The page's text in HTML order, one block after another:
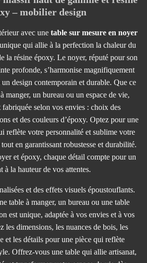
– mobilier design
avec une table sur mesure en noyer
qui allie à la perfection la chaleur du
la résine époxy. Le noyer, réputé pour son
profonde, s’harmonise magnifiquement
design contemporain et durable. Que ce
manger, un bureau ou un espace de vie,
fabriquée selon vos envies : choix des
et des couleurs d’époxy. Optez pour une
reflète votre personnalité et sublime votre
en garantissant robustesse et durabilité.
et époxy, chaque détail compte pour un
à la hauteur de vos attentes.
et des effets visuels époustouflants.
table à manger, un bureau ou une table
est unique, adaptée à vos envies et à vos
les dimensions, les nuances de bois, les
et les détails pour une pièce qui reflète
Offrez-vous une table qui allie artisanat,